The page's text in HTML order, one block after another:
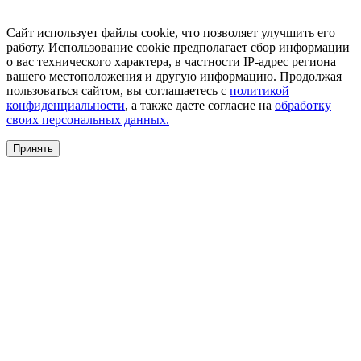
Сайт использует файлы cookie, что позволяет улучшить его
работу. Использование cookie предполагает сбор информации
о вас технического характера, в частности IP-адрес региона
вашего местоположения и другую информацию. Продолжая
пользоваться сайтом, вы соглашаетесь с политикой
конфиденциальности, а также даете согласие на обработку
своих персональных данных.
Принять